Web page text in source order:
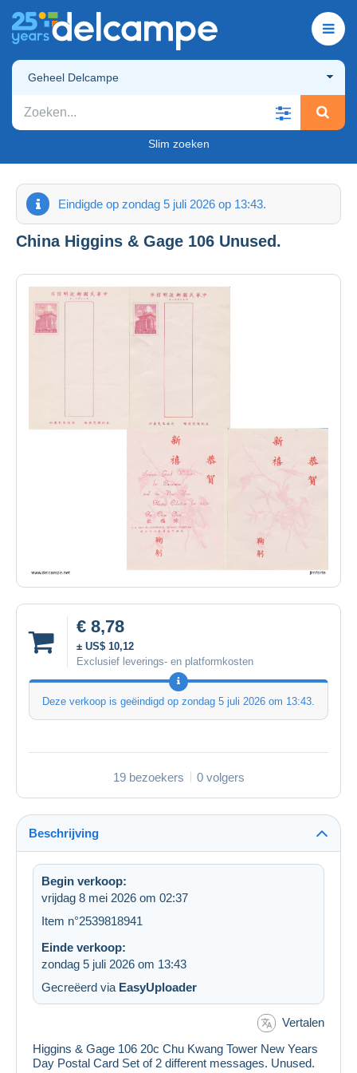
Geheel Delcampe
Slim zoeken
Eindigde op zondag 5 juli 2026 op 13:43.
China Higgins & Gage 106 Unused.
€ 8,78
± US$ 10,12
Exclusief leverings- en platformkosten
Deze verkoop is geëindigd op zondag 5 juli 2026 om 13:43
19 bezoekers 0 volgers
Beschrijving
Begin verkoop:
vrijdag 8 mei 2026 om 02:37
Item n°2539818941
Einde verkoop:
zondag 5 juli 2026 om 13:43
Gecreëerd via EasyUploader
Vertalen
Higgins & Gage 106 20c Chu Kwang Tower New Years
Day Postal Card Set of 2 different messages. Unused.